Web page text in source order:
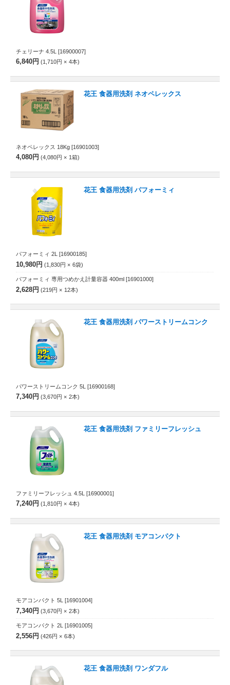
チェリーナ 4.5L [16900007]
6,840円 1,710円 4本
花王 食器用洗剤 ネオペレックス
ネオペレックス 18Kg [16901003]
4,080円 4,080円 1 箱
花王 食器用洗剤 パフォーミィ
パフォーミィ 2L [16900185]
10,980円 1,830円 6袋
パフォーミィ 専用つめかえ計量容器 400ml [16901000]
2,628円 219円 12本
花王 食器用洗剤 パワーストリームコンク
パワーストリームコンク 5L [16900168]
7,340円 3,670円 2本
花王 食器用洗剤 ファミリーフレッシュ
ファミリーフレッシュ 4.5L [16900001]
7,240円 1,810円 4本
花王 食器用洗剤 モアコンパクト
モアコンパクト 5L [16901004]
7,340円 3,670円 2本
モアコンパクト 2L [16901005]
2,556円 426円 6本
花王 食器用洗剤 ワンダフル